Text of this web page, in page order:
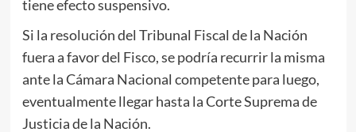
tiene efecto suspensivo.
Si la resolución del Tribunal Fiscal de la Nación
fuera a favor del Fisco, se podría recurrir la misma
ante la Cámara Nacional competente para luego,
eventualmente llegar hasta la Corte Suprema de
Justicia de la Nación.